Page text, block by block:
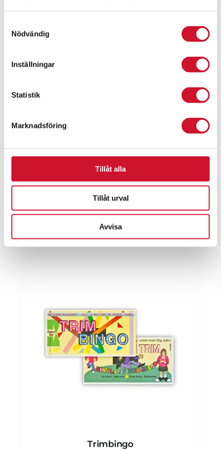
Nödvändig
Inställningar
Statistik
Marknadsföring
Tillåt alla
Tillåt urval
Avvisa
Bingomarkerare
343.00kr
ArtikelNr:1320-1 Bingomarkerare
Trimbingo